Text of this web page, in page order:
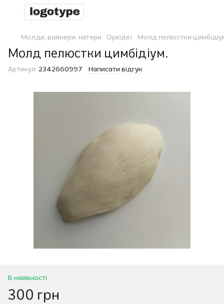
Молди, вайнери, катери Орхідеї Молд пелюстки
Молд пелюстки цимбідіум.
Артикул: 2342660997 Написати відгук
В наявності
300 грн